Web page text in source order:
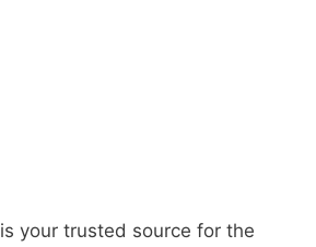
is your trusted source for the